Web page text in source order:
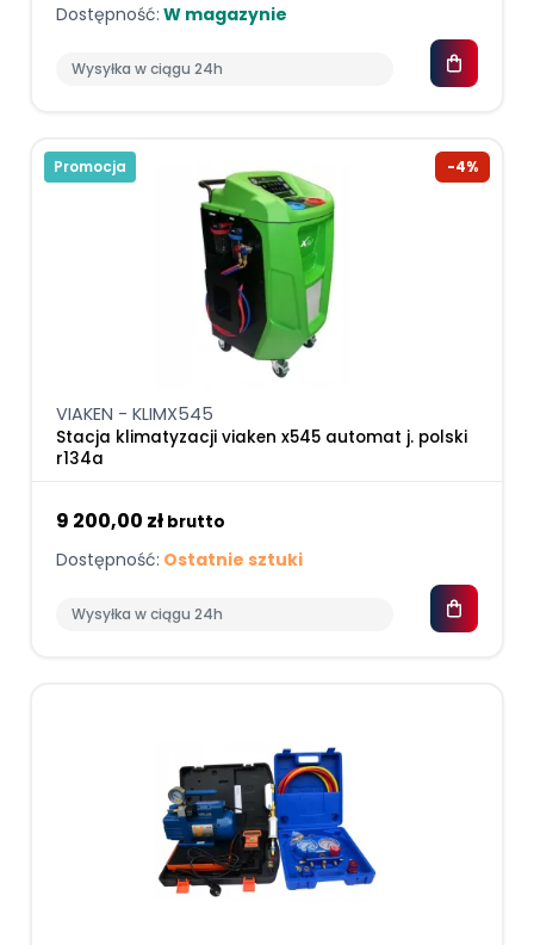
Dostępność: W magazynie
Wysyłka w ciągu 24h
Promocja -4%
VIAKEN - KLIMX545
Stacja klimatyzacji viaken x545 automat j. polski
r134a
9 200,00 zł brutto
Dostępność: Ostatnie sztuki
Wysyłka w ciągu 24h